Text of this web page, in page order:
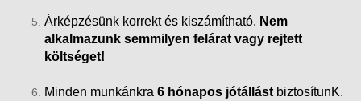
Árképzésünk korrekt és kiszámítható. Nem
alkalmazunk semmilyen felárat vagy rejtett
költséget!
Minden munkánkra 6 hónapos jótállást biztosítunK.